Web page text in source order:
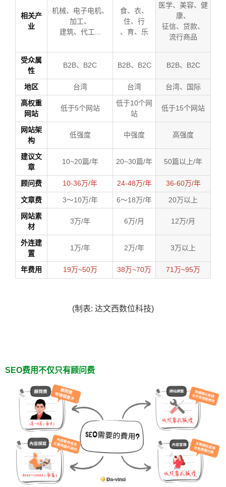
相关产
业
机械、电子电机、
加工、
建筑、代工...
食、衣、
住、行
、育、乐
医学、美容、健
康、
征信、贷款、
流行商品
受众属
性
B2B、B2C B2B、B2C B2B、B2C
地区 台湾 台湾
台湾、国际
高权重
网站
低于5个网站
低于10个网
站
低于15个网站
网站架
构
低强度 中强度 高强度
建议文
章
10~20篇/年 20~30篇/年 50篇以上/年
顾问费 10-36万/年 24-48万/年 36-60万/年
文章费 3～10万/年 6～18万/年
20万以上
网站素
材
3万/年 6万/月 12万/月
外连建
置
1万/年 2万/年 3万以上
年费用 19万~50万 38万~70万 71万~95万
(制表: 达文西数位科技)
SEO费用不仅只有顾问费